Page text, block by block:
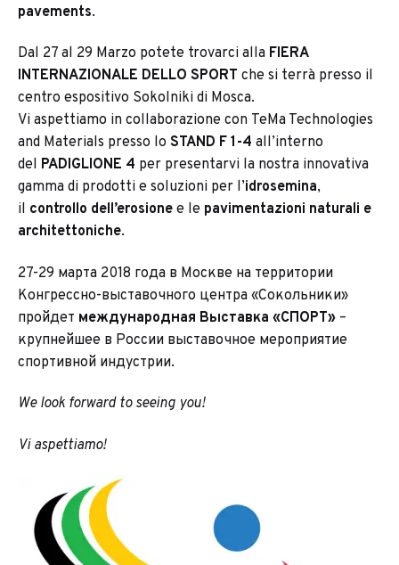
pavements.
Dal 27 al 29 Marzo potete trovarci alla FIERA
INTERNAZIONALE DELLO SPORT che si terrà presso il
centro espositivo Sokolniki di Mosca.
Vi aspettiamo in collaborazione con TeMa Technologies
and Materials presso lo STAND F 1-4 all’interno
del PADIGLIONE 4 per presentarvi la nostra innovativa
gamma di prodotti e soluzioni per l’idrosemina,
il controllo dell’erosione e le pavimentazioni naturali e
architettoniche.
27-29 марта 2018 года в Москве на территории
Конгрессно-выставочного центра «Сокольники»
пройдет международная Выставка «СПОРТ» –
крупнейшее в России выставочное мероприятие
спортивной индустрии.
We look forward to seeing you!
Vi aspettiamo!